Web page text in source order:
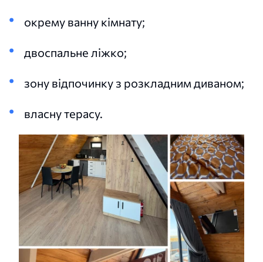
окрему ванну кімнату;
двоспальне ліжко;
зону відпочинку з розкладним диваном;
власну терасу.